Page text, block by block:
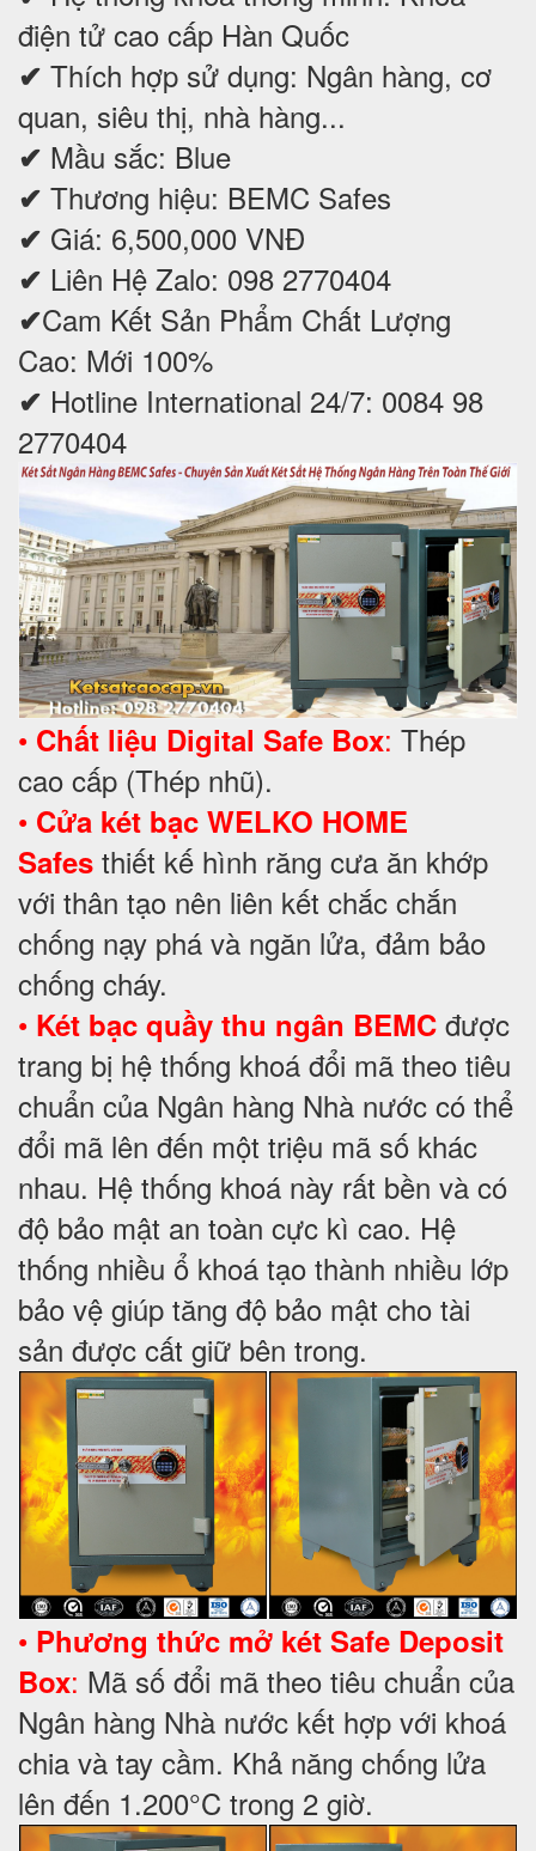
điện tử cao cấp Hàn Quốc
✔ Thích hợp sử dụng: Ngân hàng, cơ
quan, siêu thị, nhà hàng...
✔ Mầu sắc: Blue
✔ Thương hiệu: BEMC Safes
✔ Giá: 6,500,000 VNĐ
✔ Liên Hệ Zalo: 098 2770404
✔Cam Kết Sản Phẩm Chất Lượng
Cao: Mới 100%
✔ Hotline International 24/7: 0084 98
2770404
• Chất liệu Digital Safe Box: Thép
cao cấp (Thép nhũ).
• Cửa két bạc WELKO HOME
Safes thiết kế hình răng cưa ăn khớp
với thân tạo nên liên kết chắc chắn
chống nạy phá và ngăn lửa, đảm bảo
chống cháy.
• Két bạc quầy thu ngân BEMC được
trang bị hệ thống khoá đổi mã theo tiêu
chuẩn của Ngân hàng Nhà nước có thể
đổi mã lên đến một triệu mã số khác
nhau. Hệ thống khoá này rất bền và có
độ bảo mật an toàn cực kì cao. Hệ
thống nhiều ổ khoá tạo thành nhiều lớp
bảo vệ giúp tăng độ bảo mật cho tài
sản được cất giữ bên trong.
• Phương thức mở két Safe Deposit
Box: Mã số đổi mã theo tiêu chuẩn của
Ngân hàng Nhà nước kết hợp với khoá
chia và tay cầm. Khả năng chống lửa
lên đến 1.200°C trong 2 giờ.